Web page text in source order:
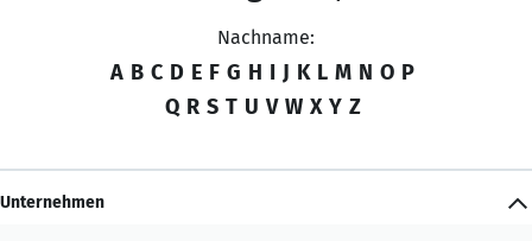
Nachname:
A B C D E F G H I J K L M N O P
Q R S T U V W X Y Z
Unternehmen